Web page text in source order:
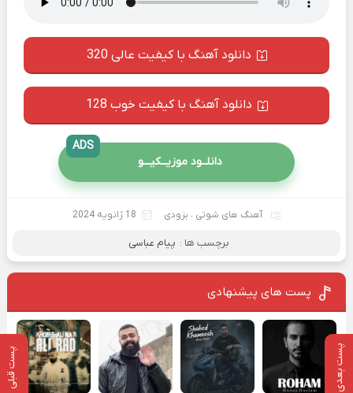
پست بعدی پست قبلی
دانلود آهنگ با کیفیت عالی 320
دانلود آهنگ با کیفیت خوب 128
دانلــود موزیــکیـــو
ADS
آهنگ های شوتی ، بزودی 18 ژانویه 2024
برچسب ها : پیام عباسی
پست های پیشنهادی